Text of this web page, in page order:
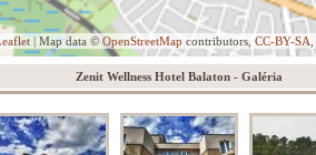
| Map data © OpenStreetMap contributors, CC-BY-SA
Zenit Wellness Hotel Balaton - Galéria